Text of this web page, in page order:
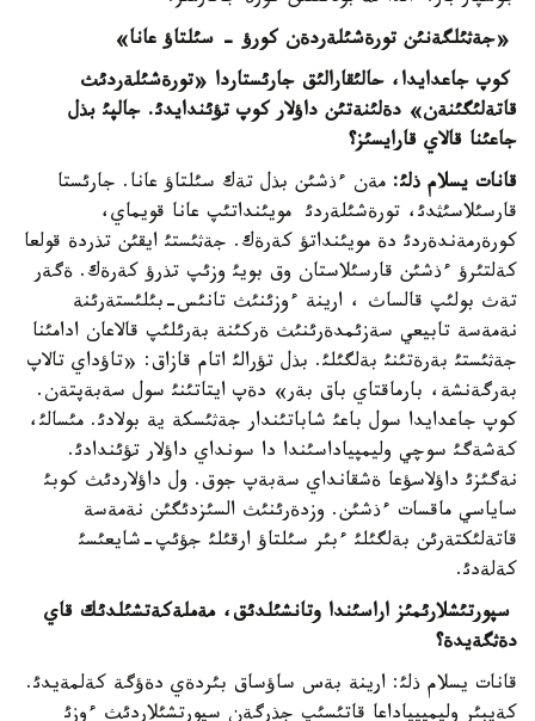
«جةثئلگةنئن تورةشئلةردةن كورؤ - سئلتاؤ عانا»
كوپ جاعدايدا، حالئقارالئق جارئستاردا «تورةشئلةردئث
قاتةلئگئنةن» دةلئنةتئن داؤلار كوپ تؤئندايدئ. جالپئ بذل
جاعئنا قالاي قارايسئز؟
قانات يسلام ذلئ: مةن ءذشئن بذل تةك سئلتاؤ عانا. جارئستا
قارسئلاسئثدئ، تورةشئلةردئ مويئنداتئپ عانا قويماي،
كورةرمةندةردئ دة مويئنداتؤ كةرةك. جةثئستئ ايقئن تذردة قولعا
كةلتئرؤ ءذشئن قارسئلاستان وق بويئ وزئپ تذرؤ كةرةك. ةگةر
تةث بولئپ قالساث ، ارينة ءوزئنئث تانئس-بئلئستةرئنة
نةمةسة تابيعي سةزئمدةرئنئث ةركئنة بةرئلئپ قالاعان ادامئنا
جةثئستئ بةرةتئنئ بةلگئلئ. بذل تؤرالئ اتام قازاق: «تاؤداي تالاپ
بةرگةنشة، بارماقتاي باق بةر» دةپ ايتاتئنئ سول سةبةپتةن.
كوپ جاعدايدا سول باعئ شاباتئندار جةثئسكة ية بولادئ. مئسالئ،
كةشةگئ سوچي وليمپياداسئندا دا سونداي داؤلار تؤئندادئ.
نةگئزئ داؤلاسؤعا ةشقانداي سةبةپ جوق. ول داؤلاردئث كوبئ
ساياسي ماقسات ءذشئن. وزدةرئنئث السئزدئگئن نةمةسة
قاتةلئكتةرئن بةلگئلئ ءبئر سئلتاؤ ارقئلئ جؤئپ-شايعئسئ
كةلةدئ.
سپورتئشلارئمئز اراسئندا وتانشئلدئق، مةملةكةتشئلدئك قاي
دةثگةيدة؟
قانات يسلام ذلئ: ارينة بةس ساؤساق بئردةي دةؤگة كةلمةيدئ.